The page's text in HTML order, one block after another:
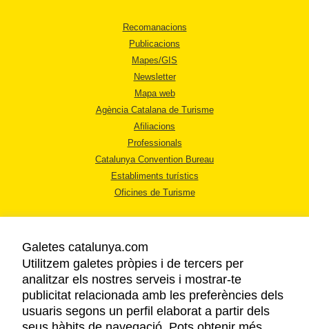
Recomanacions
Publicacions
Mapes/GIS
Newsletter
Mapa web
Agència Catalana de Turisme
Afiliacions
Professionals
Catalunya Convention Bureau
Establiments turístics
Oficines de Turisme
AVÍS LEGAL
POLÍTICA DE PRIVACITAT
COOKIES
Galetes catalunya.com
Utilitzem galetes pròpies i de tercers per
analitzar els nostres serveis i mostrar-te
publicitat relacionada amb les preferències dels
usuaris segons un perfil elaborat a partir dels